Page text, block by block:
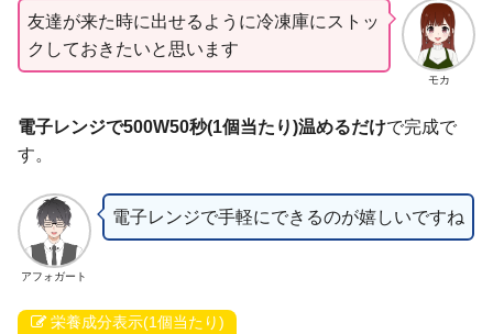
モカ
友達が来た時に出せるように冷凍庫にストッ
クしておきたいと思います
電子レンジで500W50秒(1個当たり)温めるだけで完成で
す。
アフォガート
電子レンジで手軽にできるのが嬉しいですね
栄養成分表示(1個当たり)